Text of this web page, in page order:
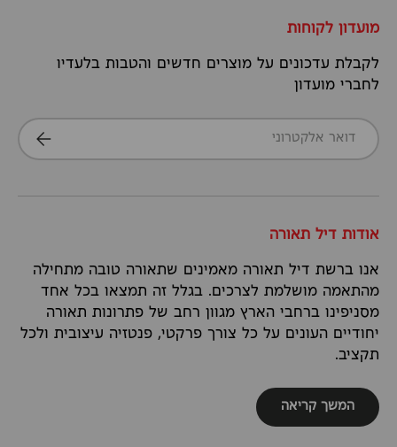
מועדון לקוחות
לקבלת עדכונים על מוצרים חדשים והטבות בלעדיו
לחברי מועדון
דואר אלקטרוני
הרשמה
אודות דיל תאורה
אנו ברשת דיל תאורה מאמינים שתאורה טובה מתחילה
מהתאמה מושלמת לצרכים. בגלל זה תמצאו בכל אחד
מסניפינו ברחבי הארץ מגוון רחב של פתרונות תאורה
יחודיים העונים על כל צורך פרקטי, פנטזיה עיצובית ולכל
תקציב.
המשך קריאה